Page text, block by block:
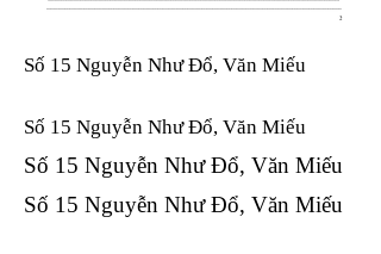
Số 15 Nguyễn Như Đổ, Văn Miếu
Số 15 Nguyễn Như Đổ, Văn Miếu​​​​
Số 15 Nguyễn Như Đổ, Văn Miếu​​​​
Số 15 Nguyễn Như Đổ, Văn Miếu​​​​